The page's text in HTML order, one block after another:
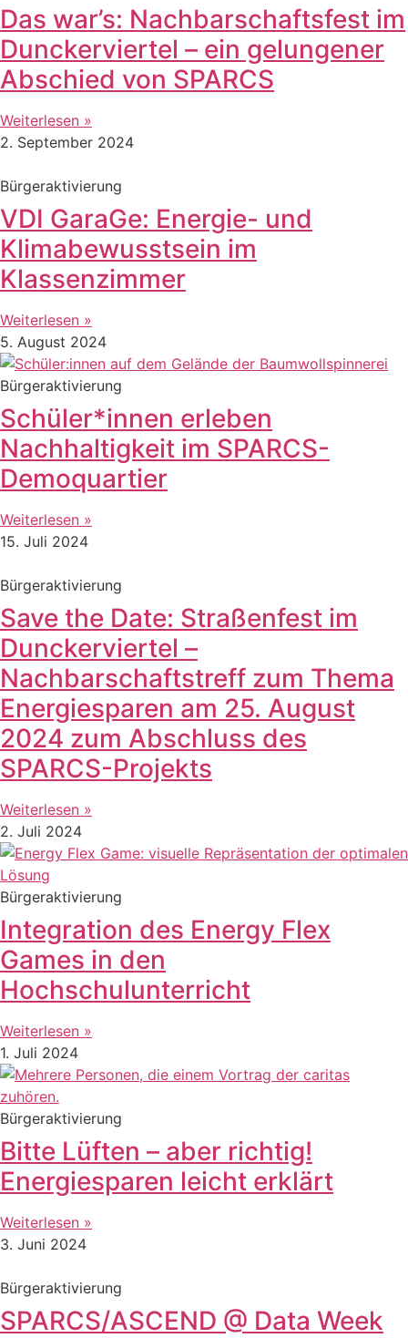
Das war’s: Nachbarschaftsfest im
Dunckerviertel – ein gelungener
Abschied von SPARCS
Weiterlesen »
2. September 2024
Bürgeraktivierung
VDI GaraGe: Energie- und
Klimabewusstsein im
Klassenzimmer
Weiterlesen »
5. August 2024
Bürgeraktivierung
Schüler*innen erleben
Nachhaltigkeit im SPARCS-
Demoquartier
Weiterlesen »
15. Juli 2024
Bürgeraktivierung
Save the Date: Straßenfest im
Dunckerviertel –
Nachbarschaftstreff zum Thema
Energiesparen am 25. August
2024 zum Abschluss des
SPARCS-Projekts
Weiterlesen »
2. Juli 2024
Bürgeraktivierung
Integration des Energy Flex
Games in den
Hochschulunterricht
Weiterlesen »
1. Juli 2024
Bürgeraktivierung
Bitte Lüften – aber richtig!
Energiesparen leicht erklärt
Weiterlesen »
3. Juni 2024
Bürgeraktivierung
SPARCS/ASCEND @ Data Week